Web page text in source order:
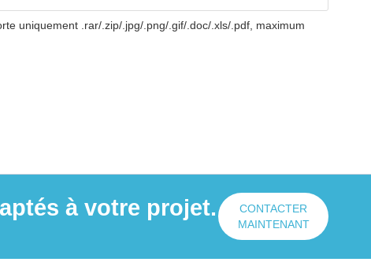
uniquement .rar/.zip/.jpg/.png/.gif/.doc/.xls/.pdf, maximum
à votre projet.
CONTACTER
MAINTENANT